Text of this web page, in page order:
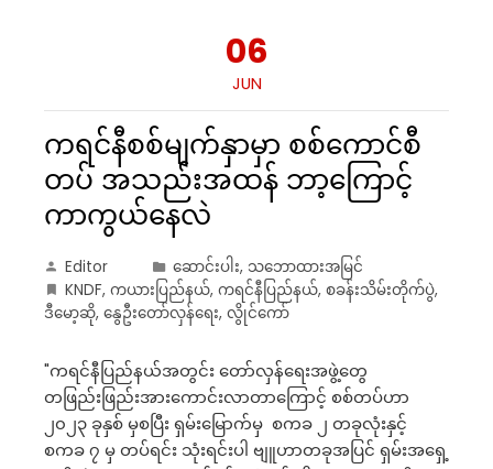
06
JUN
ကရင်နီစစ်မျက်နှာမှာ စစ်ကောင်စီ
တပ် အသည်းအထန် ဘာ့ကြောင့်
ကာကွယ်နေလဲ
Editor ဆောင်းပါး, သဘောထားအမြင်
KNDF, ကယားပြည်နယ်, ကရင်နီပြည်နယ်, စခန်းသိမ်းတိုက်ပွဲ,
ဒီမော့ဆို, နွေဦးတော်လှန်ရေး, လွိုင်ကော်
"ကရင်နီပြည်နယ်အတွင်း တော်လှန်ရေးအဖွဲ့တွေ
တဖြည်းဖြည်းအားကောင်းလာတာကြောင့် စစ်တပ်ဟာ
၂၀၂၃ ခုနှစ် မှစပြီး ရှမ်းမြောက်မှ စကခ ၂ တခုလုံးနှင့်
စကခ ၇ မှ တပ်ရင်း သုံးရင်းပါ ဗျူဟာတခုအပြင် ရှမ်းအရှေ့